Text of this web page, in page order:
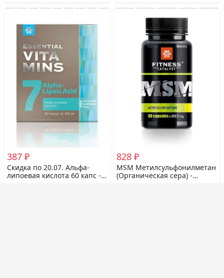
387 ₽
Скидка по 20.07. Альфа-
липоевая кислота 60 капс -
828 ₽
MSM Метилсульфонилметан
(Органическая сера) -
Fitness Catalyst 90 капс